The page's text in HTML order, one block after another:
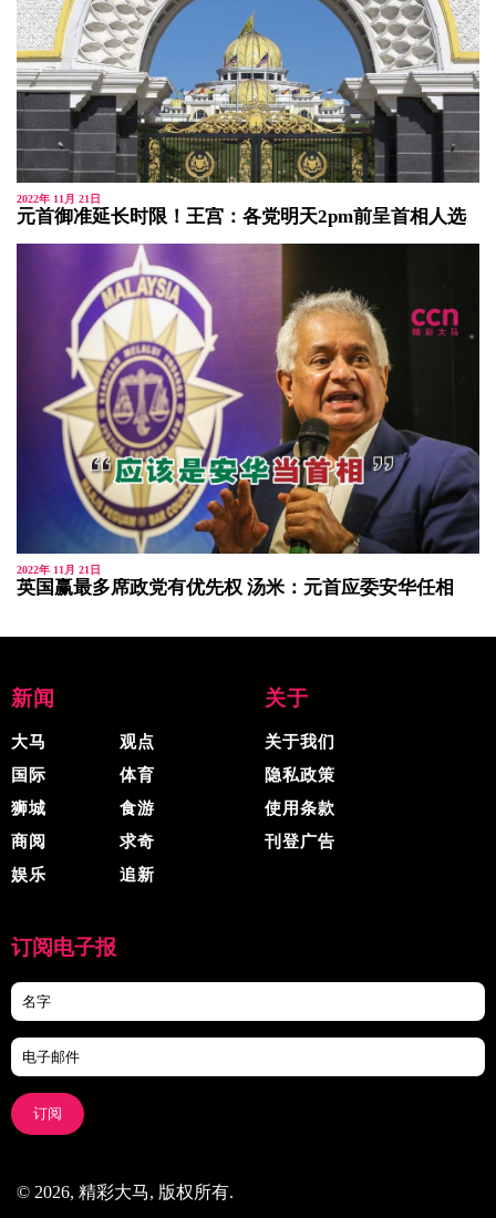
2022年 11月 21日
元首御准延长时限！王宫：各党明天2pm前呈首相人选
2022年 11月 21日
英国赢最多席政党有优先权 汤米：元首应委安华任相
新闻
大马
国际
狮城
商阅
娱乐
观点
体育
食游
求奇
追新
关于
关于我们
隐私政策
使用条款
刊登广告
订阅电子报
订阅
© 2026, 精彩大马, 版权所有.